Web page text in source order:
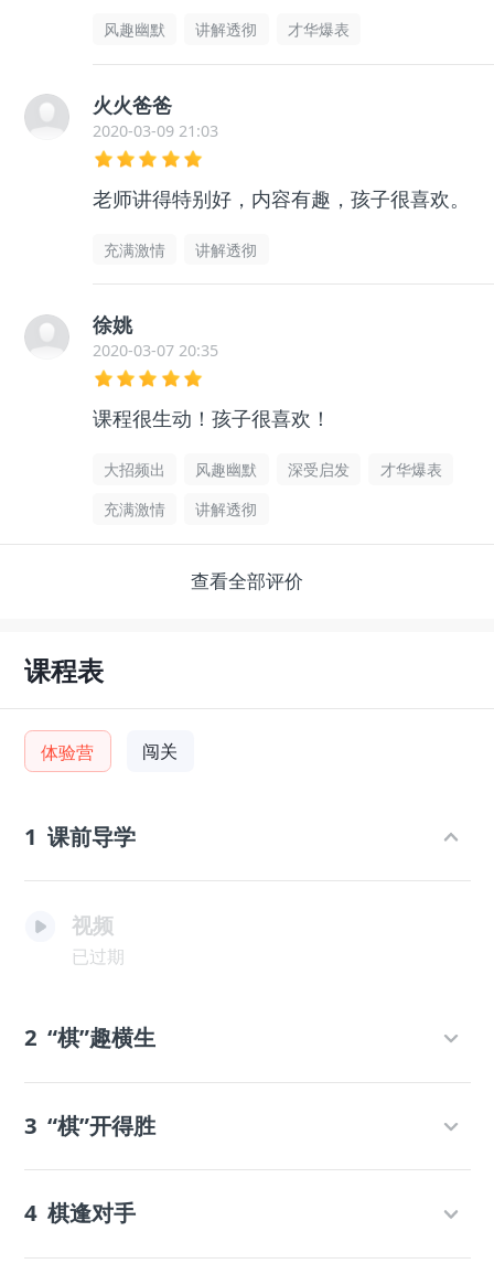
风趣幽默 讲解透彻 才华爆表
火火爸爸
2020-03-09 21:03
老师讲得特别好，内容有趣，孩子很喜欢。
充满激情 讲解透彻
徐姚
2020-03-07 20:35
课程很生动！孩子很喜欢！
大招频出 风趣幽默 深受启发
才华爆表
充满激情
讲解透彻
查看全部评价
课程表
体验营 闯关
1 课前导学
视频
已过期
2 “棋”趣横生
3 “棋”开得胜
4 棋逢对手